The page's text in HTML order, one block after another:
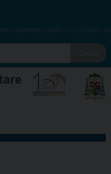
Benedetta della Croce (Edith)